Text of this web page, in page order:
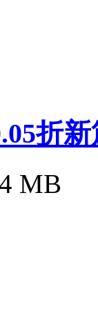
折
MB